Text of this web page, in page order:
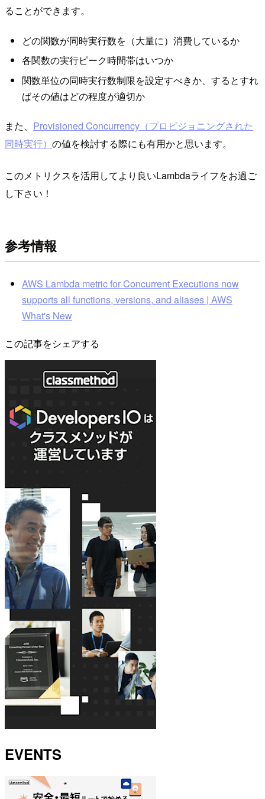
ることができます。
どの関数が同時実行数を（大量に）消費しているか
各関数の実行ピーク時間帯はいつか
関数単位の同時実行数制限を設定すべきか、するとすれ
ばその値はどの程度が適切か
また、 Provisioned Concurrency（プロビジョニングされた
同時実行） の値を検討する際にも有用かと思います。
このメトリクスを活用してより良いLambdaライフをお過ご
し下さい！
参考情報
AWS Lambda metric for Concurrent Executions now
supports all functions, versions, and aliases | AWS
What's New
この記事をシェアする
EVENTS